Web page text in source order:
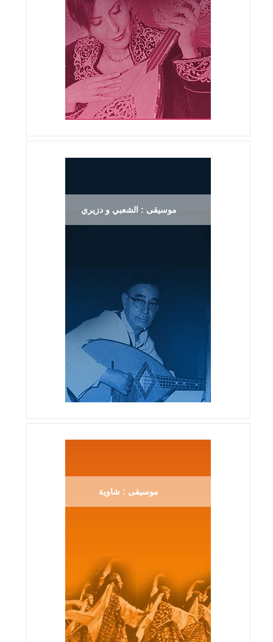
موسيقى : الشعبي و دزيري
موسيقى : شاوية